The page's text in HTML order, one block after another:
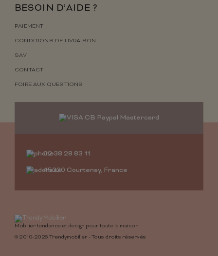
BESOIN D’AIDE ?
PAIEMENT
CONDITIONS DE LIVRAISON
SAV
CONTACT
FOIRE AUX QUESTIONS
02 38 28 83 11
45320 Courtenay, France
Mobilier tendance et design pour toute la maison
© 2010-2026 Trendymobilier - Tous droits réservés